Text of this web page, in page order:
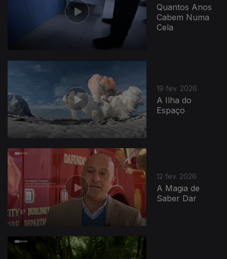
Quantos Anos
Cabem Numa
Cela
19 fev. 2026
A Ilha do
Espaço
12 fev. 2026
A Magia de
Saber Dar